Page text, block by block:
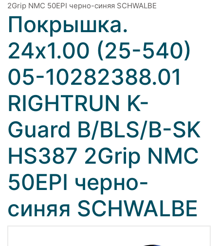
2Grip NMC 50EPI черно-синяя SCHWALBE
Покрышка.
24x1.00 (25-540)
05-10282388.01
RIGHTRUN K-
Guard B/BLS/B-SK
HS387 2Grip NMC
50EPI черно-
синяя SCHWALBE